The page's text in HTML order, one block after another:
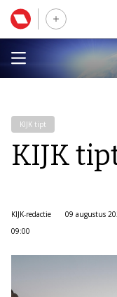
KIJK tipt
KIJK
KIJK-redactie
09 augustus
09:00